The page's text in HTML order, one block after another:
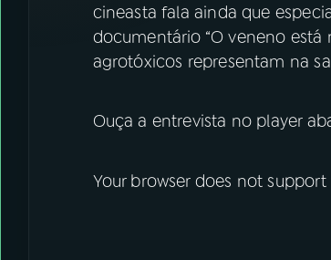
cineasta fala ainda que
documentário “O veneno está
agrotóxicos representam na
Ouça a entrevista no player
Your browser does not